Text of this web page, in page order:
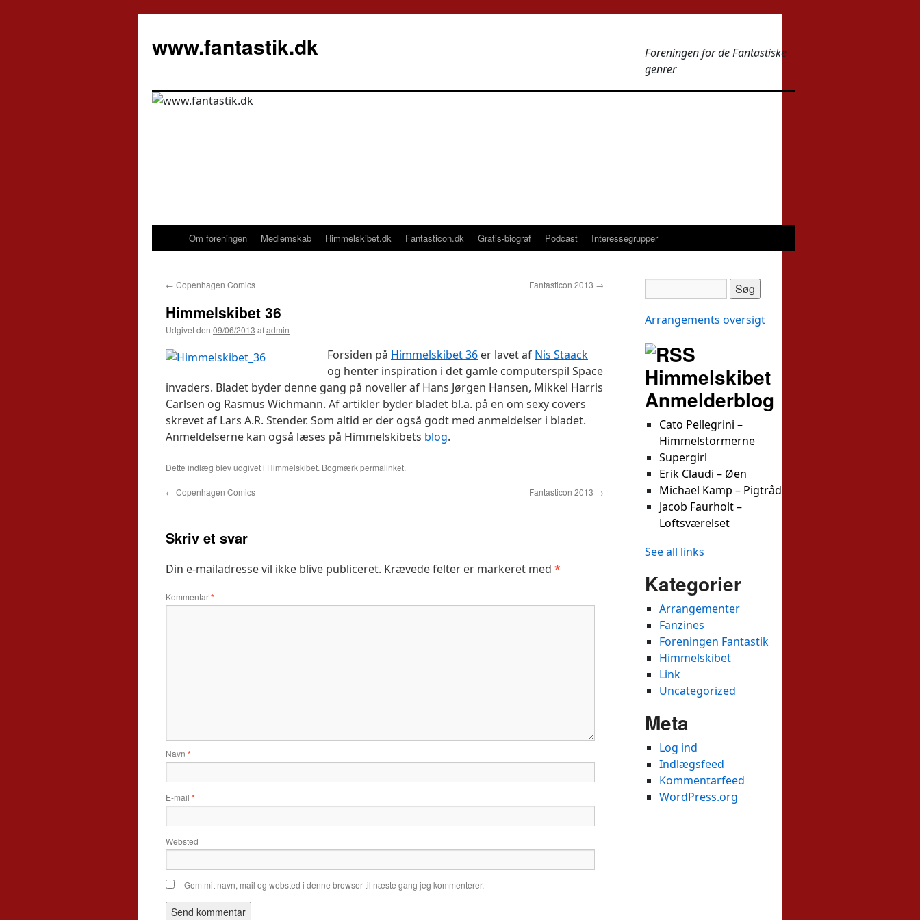
indhold
www.fantastik.dk
Foreningen for de Fantastiske
genrer
Om foreningen Medlemskab Himmelskibet.dk Fantasticon.dk Gratis-biograf Podcast Interessegrupper
← Copenhagen Comics Fantasticon 2013 →
Himmelskibet 36
Udgivet den 09/06/2013 afadmin
Forsiden på Himmelskibet 36 er lavet af Nis Staack
og henter inspiration i det gamle computerspil Space
invaders. Bladet byder denne gang på noveller af Hans Jørgen Hansen, Mikkel Harris
Carlsen og Rasmus Wichmann. Af artikler byder bladet bl.a. på en om sexy covers
skrevet af Lars A.R. Stender. Som altid er der også godt med anmeldelser i bladet.
Anmeldelserne kan også læses på Himmelskibets blog.
Dette indlæg blev udgivet i Himmelskibet. Bogmærkpermalinket.
← Copenhagen Comics Fantasticon 2013 →
Skriv et svar
Din e-mailadresse vil ikke blive publiceret. Krævede felter er markeret med *
Kommentar*
Navn *
E-mail *
Websted
Gem mit navn, mail og websted i denne browser til næste gang jeg kommenterer.
Arrangements oversigt
Himmelskibet
Anmelderblog
Cato Pellegrini –
Himmelstormerne
Supergirl
Erik Claudi – Øen
Michael Kamp – Pigtråd
Jacob Faurholt –
Loftsværelset
See all links
Kategorier
Arrangementer
Fanzines
Foreningen Fantastik
Himmelskibet
Link
Uncategorized
Meta
Log ind
Indlægsfeed
Kommentarfeed
WordPress.org